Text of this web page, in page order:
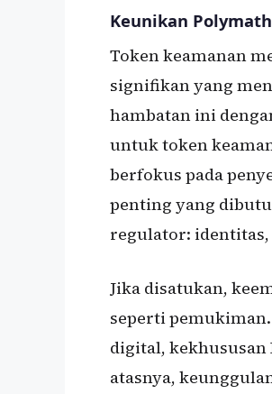
Keunikan Polymath
Token keamanan
signifikan yang
hambatan ini
untuk token
berfokus pada
penting yang
regulator: identitas,
Jika disatukan,
seperti
digital,
atasnya,